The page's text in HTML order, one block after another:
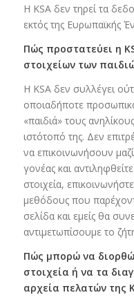
Η KSA δεν τηρεί τα
εκτός της Ευρωπαϊκής
Πώς προστατεύει η
στοιχείων των
Η KSA δεν συλλέγει
οποιαδήποτε
«παιδιά» τους
ιστότοπό της. Δεν
να επικοινωνήσουν
γονέας και
στοιχεία,
μεθόδους που
σελίδα και εμείς θα
αντιμετωπίσουμε το
Πώς μπορώ να
στοιχεία ή να τα
αρχεία πελατών της